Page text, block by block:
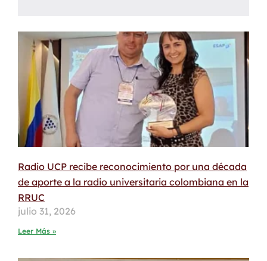
Radio UCP recibe reconocimiento por una década
de aporte a la radio universitaria colombiana en la
RRUC
julio 31, 2026
Leer Más »